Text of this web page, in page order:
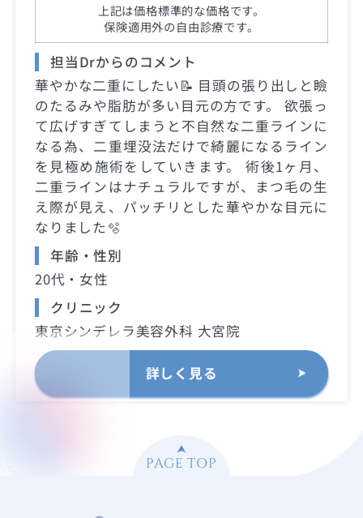
上記は価格標準的な価格です。
保険適用外の自由診療です。
担当Drからのコメント
華やかな二重にしたい📝 目頭の張り出しと瞼
のたるみや脂肪が多い目元の方です。 欲張っ
て広げすぎてしまうと不自然な二重ラインに
なる為、二重埋没法だけで綺麗になるライン
を見極め施術をしていきます。 術後1ヶ月、
二重ラインはナチュラルですが、まつ毛の生
え際が見え、パッチリとした華やかな目元に
なりました🫧
年齢・性別
20代・女性
クリニック
東京シンデレラ美容外科 大宮院
詳しく見る
PAGE TOP